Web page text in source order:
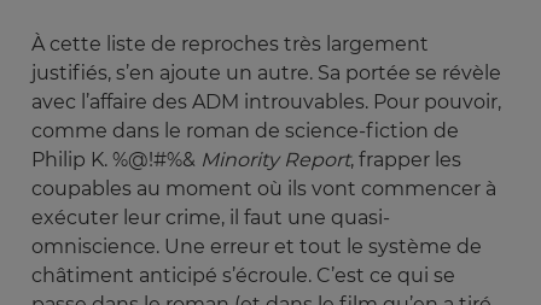
À cette liste de reproches très largement
justifiés, s’en ajoute un autre. Sa portée se révèle
avec l’affaire des ADM introuvables. Pour pouvoir,
comme dans le roman de science-fiction de
Philip K. %@!#%& Minority Report, frapper les
coupables au moment où ils vont commencer à
exécuter leur crime, il faut une quasi-
omniscience. Une erreur et tout le système de
châtiment anticipé s’écroule. C’est ce qui se